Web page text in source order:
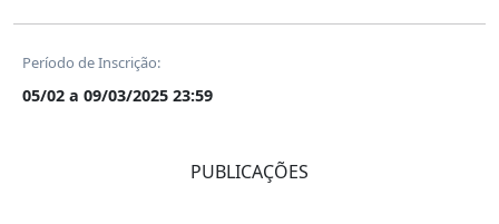
Período de Inscrição:
05/02 a 09/03/2025 23:59
PUBLICAÇÕES